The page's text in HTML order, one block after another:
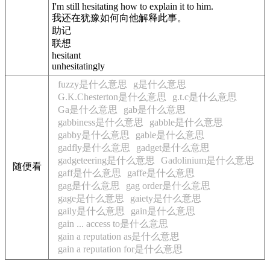
I'm still hesitating how to explain it to him.
我还在犹豫如何向他解释此事。
助记
联想
hesitant
unhesitatingly
随便看
fuzzy是什么意思
g是什么意思
G.K.Chesterton是什么意思
g.t.c是什么意思
Ga是什么意思
gab是什么意思
gabbiness是什么意思
gabble是什么意思
gabby是什么意思
gable是什么意思
gadfly是什么意思
gadget是什么意思
gadgeteering是什么意思
Gadolinium是什么意思
gaff是什么意思
gaffe是什么意思
gag是什么意思
gag order是什么意思
gage是什么意思
gaiety是什么意思
gaily是什么意思
gain是什么意思
gain ... access to是什么意思
gain a reputation as是什么意思
gain a reputation for是什么意思